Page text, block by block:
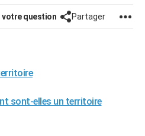
votre question Partager
sont-elles un territoire